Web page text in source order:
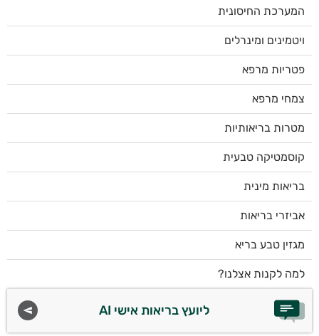
המערכת החיסונית
ויטמינים ומינרלים
פטריות מרפא
צמחי מרפא
מטרות בריאותיות
קוסמטיקה טבעית
בריאות מינית
אביזרי בריאות
מגזין טבע בריא
למה לקנות אצלנו?
ליועץ בריאות אישי AI